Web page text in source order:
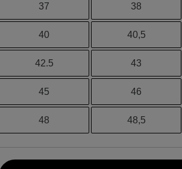
37 38
40 40,5
42.5 43
45 46
48 48,5